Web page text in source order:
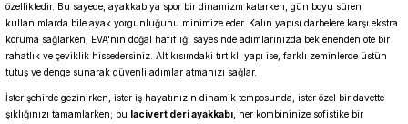
özelliktedir. Bu sayede, ayakkabıya spor bir dinamizm katarken, gün boyu süren
kullanımlarda bile ayak yorgunluğunu minimize eder. Kalın yapısı darbelere karşı ekstra
koruma sağlarken, EVA'nın doğal hafifliği sayesinde adımlarınızda beklenenden öte bir
rahatlık ve çeviklik hissedersiniz. Alt kısımdaki tırtıklı yapı ise, farklı zeminlerde üstün
tutuş ve denge sunarak güvenli adımlar atmanızı sağlar.
İster şehirde gezinirken, ister iş hayatınızın dinamik temposunda, ister özel bir davette
şıklığınızı tamamlarken; bu lacivert deri ayakkabı , her kombininize sofistike bir